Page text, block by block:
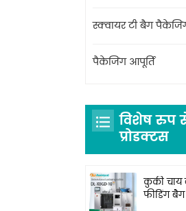
स्क्वायर टी बैग
पैकेजिंग आपूर्ति
विशेष रुप से
प्रोडक्टस
कुकी चाय
फीडिंग